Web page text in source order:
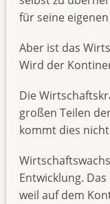
für seine
Aber ist das
Wird der
Die
großen Teilen
kommt dies
Entwicklung.
weil auf dem